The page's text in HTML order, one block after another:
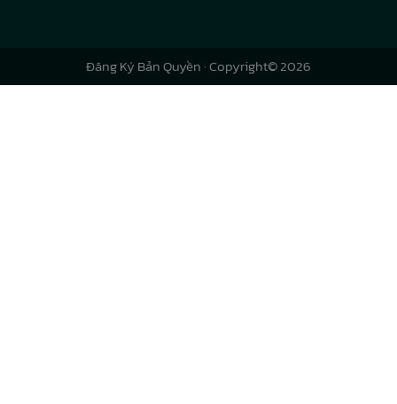
Đăng Ký Bản Quyền· Copyright© 2026